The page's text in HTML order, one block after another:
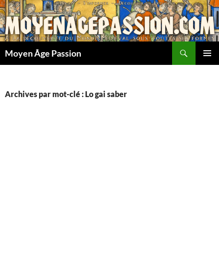
Aller
au
contenu
Moyen Âge Passion
Archives par mot-clé : Lo gai saber